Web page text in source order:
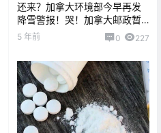
还来？加拿大环境部今早再发
降雪警报！哭！加拿大邮政暂
停岛上部分地区服务...
5 年前 0 227